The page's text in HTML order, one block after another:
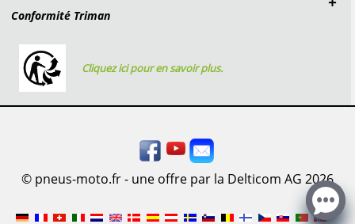
Inscription partenaire de
Conformité Triman
Cliquez ici pour en savoir plus.
© pneus-moto.fr - une offre par la Delticom AG 2026